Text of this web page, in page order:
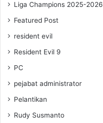
Liga Champions 2025-2026
Featured Post
resident evil
Resident Evil 9
PC
pejabat administrator
Pelantikan
Rudy Susmanto